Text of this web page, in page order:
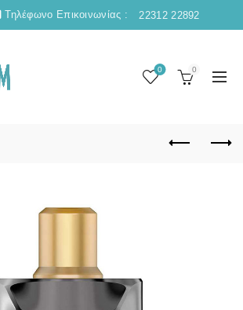
Τηλέφωνο Επικοινωνίας : 22312 22892
0 0